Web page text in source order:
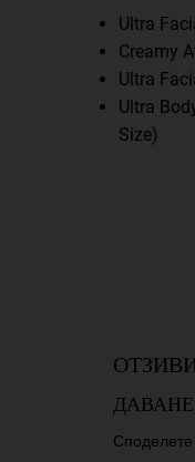
Ultra
Creamy
Ultra
Ultra
Size)
Споделете